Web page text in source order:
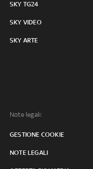
SKY TG24
SKY VIDEO
SKY ARTE
Note legali:
GESTIONE COOKIE
NOTE LEGALI